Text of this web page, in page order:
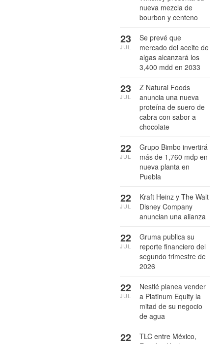
nueva mezcla de
bourbon y centeno
Se prevé que
mercado del aceite de
algas alcanzará los
3,400 mdd en 2033
23
JUL
Z Natural Foods
anuncia una nueva
proteína de suero de
cabra con sabor a
chocolate
23
JUL
Grupo Bimbo invertirá
más de 1,760 mdp en
nueva planta en
Puebla
22
JUL
Kraft Heinz y The Walt
Disney Company
anuncian una alianza
22
JUL
Gruma publica su
reporte financiero del
segundo trimestre de
2026
22
JUL
Nestlé planea vender
a Platinum Equity la
mitad de su negocio
de agua
22
JUL
TLC entre México,
22